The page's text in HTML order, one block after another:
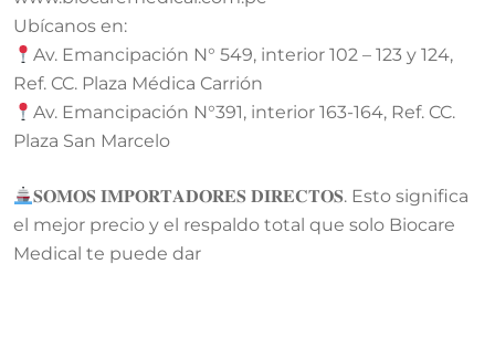
Ubícanos en:
Av. Emancipación N° 549, interior 102 – 123 y 124,
Ref. CC. Plaza Médica Carrión
Av. Emancipación N°391, interior 163-164, Ref. CC.
Plaza San Marcelo
𝐒𝐎𝐌𝐎𝐒 𝐈𝐌𝐏𝐎𝐑𝐓𝐀𝐃𝐎𝐑𝐄𝐒 𝐃𝐈𝐑𝐄𝐂𝐓𝐎𝐒. Esto significa
el mejor precio y el respaldo total que solo Biocare
Medical te puede dar